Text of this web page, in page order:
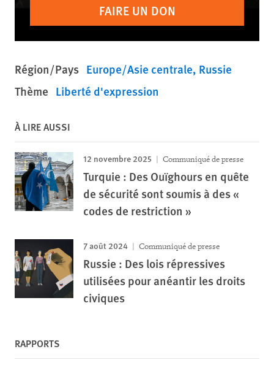
FAIRE UN DON
Région/Pays Europe/Asie centrale Russie
Thème Liberté d'expression
À LIRE AUSSI
12 novembre 2025 Communiqué de presse
Turquie : Des Ouïghours en quête
de sécurité sont soumis à des «
codes de restriction »
7 août 2024 Communiqué de presse
Russie : Des lois répressives
utilisées pour anéantir les droits
civiques
RAPPORTS